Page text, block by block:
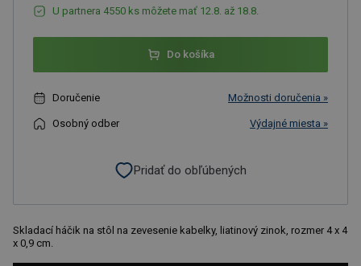
U partnera 4550 ks môžete mať 12.8. až 18.8.
Do košíka
Doručenie Možnosti doručenia »
Osobný odber Výdajné miesta »
Pridať do obľúbených
Skladací háčik na stôl na zevesenie kabelky, liatinový zinok, rozmer 4 x 4
x 0,9 cm.